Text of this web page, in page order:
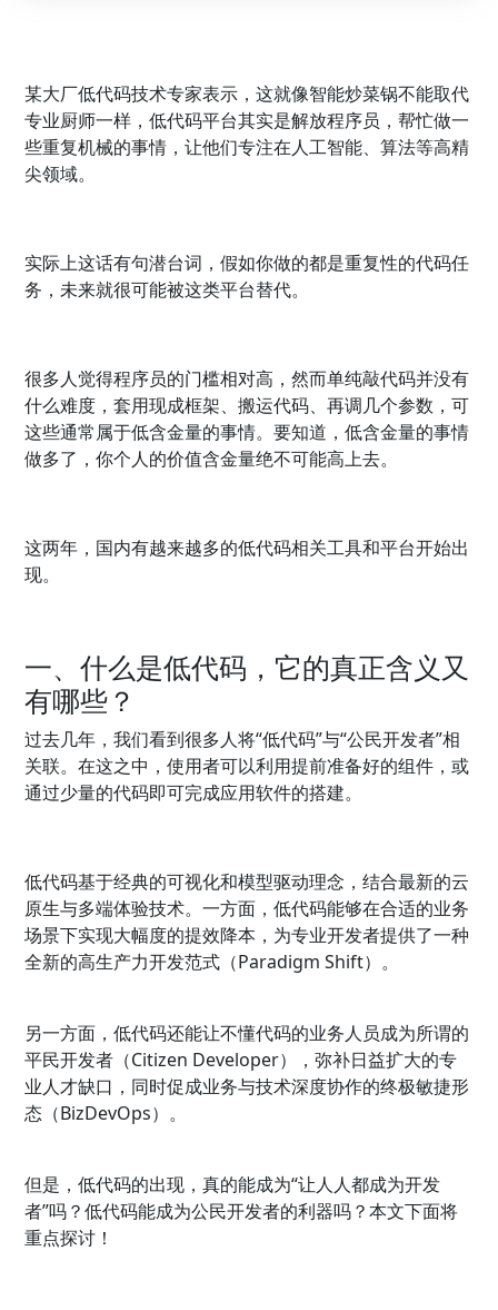
某大厂低代码技术专家表示，这就像智能炒菜锅不能取代
专业厨师一样，低代码平台其实是解放程序员，帮忙做一
些重复机械的事情，让他们专注在人工智能、算法等高精
尖领域。
实际上这话有句潜台词，假如你做的都是重复性的代码任
务，未来就很可能被这类平台替代。
很多人觉得程序员的门槛相对高，然而单纯敲代码并没有
什么难度，套用现成框架、搬运代码、再调几个参数，可
这些通常属于低含金量的事情。要知道，低含金量的事情
做多了，你个人的价值含金量绝不可能高上去。
这两年，国内有越来越多的低代码相关工具和平台开始出
现。
一、什么是低代码，它的真正含义又
有哪些？
过去几年，我们看到很多人将“低代码”与“公民开发者”相
关联。在这之中，使用者可以利用提前准备好的组件，或
通过少量的代码即可完成应用软件的搭建。
低代码基于经典的可视化和模型驱动理念，结合最新的云
原生与多端体验技术。一方面，低代码能够在合适的业务
场景下实现大幅度的提效降本，为专业开发者提供了一种
全新的高生产力开发范式（Paradigm Shift）。
另一方面，低代码还能让不懂代码的业务人员成为所谓的
平民开发者（Citizen Developer），弥补日益扩大的专
业人才缺口，同时促成业务与技术深度协作的终极敏捷形
态（BizDevOps）。
但是，低代码的出现，真的能成为“让人人都成为开发
者”吗？低代码能成为公民开发者的利器吗？本文下面将
重点探讨！